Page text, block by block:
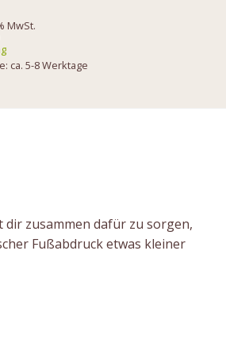
MwSt.
ca. 5-8 Werktage
dir zusammen dafür zu sorgen,
Fußabdruck etwas kleiner